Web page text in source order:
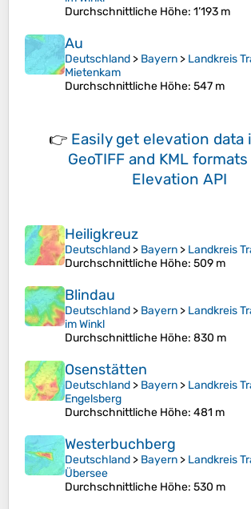
Durchschnittliche Höhe: 1’193 m
Au
Deutschland > Bayern > Landkreis
Mietenkam
Durchschnittliche Höhe: 547 m
👉 Easily get elevation data
GeoTIFF and KML formats
Elevation API
Heiligkreuz
Deutschland > Bayern > Landkreis
Durchschnittliche Höhe: 509 m
Blindau
Deutschland > Bayern > Landkreis
im Winkl
Durchschnittliche Höhe: 830 m
Osenstätten
Deutschland > Bayern > Landkreis
Engelsberg
Durchschnittliche Höhe: 481 m
Westerbuchberg
Deutschland > Bayern > Landkreis
Übersee
Durchschnittliche Höhe: 530 m